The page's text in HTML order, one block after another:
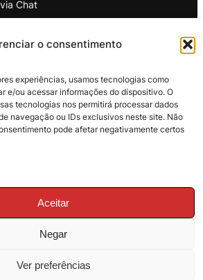
o consentimento
experiências, usamos tecnologias como
e/ou acessar informações do dispositivo. O
tecnologias nos permitirá processar dados
navegação ou IDs exclusivos neste site. Não
pode afetar negativamente certos
Aceitar
Negar
Ver preferências
Chat
e Devoluções
os direitos